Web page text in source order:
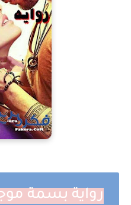
رواية بسمة